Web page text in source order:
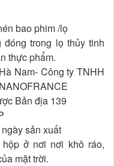
bao phim /lọ
trong lọ thủy tinh
thực phẩm.
Nam- Công ty TNHH
Bản địa 139
sản xuất
ở nơi nơi khô ráo,
mặt trời.